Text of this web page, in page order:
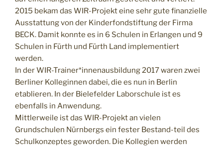
2015 bekam das WIR-Projekt eine sehr gute finanzielle
Ausstattung von der Kinderfondstiftung der Firma
BECK. Damit konnte es in 6 Schulen in Erlangen und 9
Schulen in Fürth und Fürth Land implementiert
werden.
In der WIR-Trainer*innenausbildung 2017 waren zwei
Berliner Kolleginnen dabei, die es nun in Berlin
etablieren. In der Bielefelder Laborschule ist es
ebenfalls in Anwendung.
Mittlerweile ist das WIR-Projekt an vielen
Grundschulen Nürnbergs ein fester Bestand-teil des
Schulkonzeptes geworden. Die Kollegien werden